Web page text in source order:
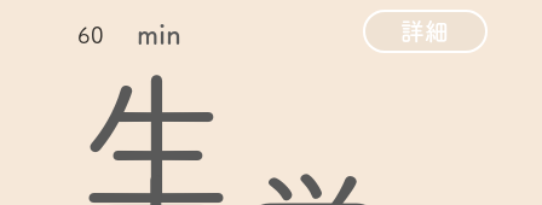
詳細
60 min
生